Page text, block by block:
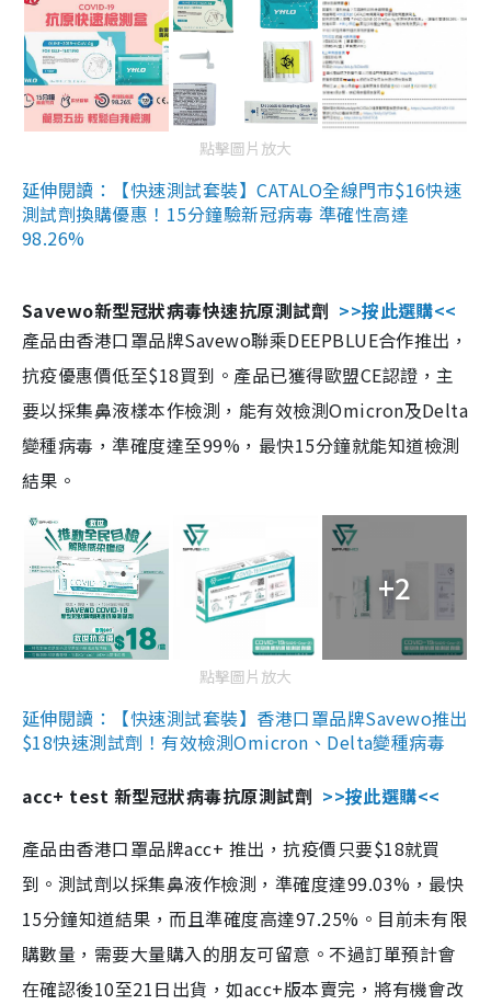
點擊圖片放大
延伸閱讀：【快速測試套裝】CATALO全線門市$16快速
測試劑換購優惠！15分鐘驗新冠病毒 準確性高達
98.26%
Savewo新型冠狀病毒快速抗原測試劑 >>按此選購<<
產品由香港口罩品牌Savewo聯乘DEEPBLUE合作推出，
抗疫優惠價低至$18買到。產品已獲得歐盟CE認證，主
要以採集鼻液樣本作檢測，能有效檢測Omicron及Delta
變種病毒，準確度達至99%，最快15分鐘就能知道檢測
結果。
+2
點擊圖片放大
延伸閱讀：【快速測試套裝】香港口罩品牌Savewo推出
$18快速測試劑！有效檢測Omicron、Delta變種病毒
acc+ test 新型冠狀病毒抗原測試劑 >>按此選購<<
產品由香港口罩品牌acc+ 推出，抗疫價只要$18就買
到。測試劑以採集鼻液作檢測，準確度達99.03%，最快
15分鐘知道結果，而且準確度高達97.25%。目前未有限
購數量，需要大量購入的朋友可留意。不過訂單預計會
在確認後10至21日出貨，如acc+版本賣完，將有機會改